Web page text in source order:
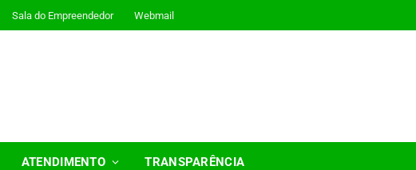
Sala do Empreendedor Webmail
ATENDIMENTO TRANSPARÊNCIA